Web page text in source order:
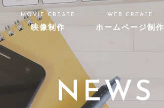
MOVIE CREATE
映像制作
WEB CREATE
ホームページ制作
NEWS